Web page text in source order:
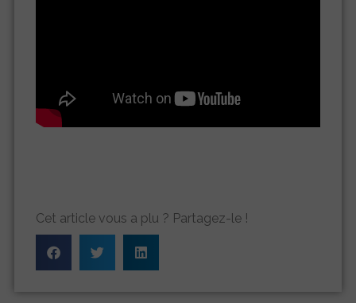
Cet article vous a plu ? Partagez-le !